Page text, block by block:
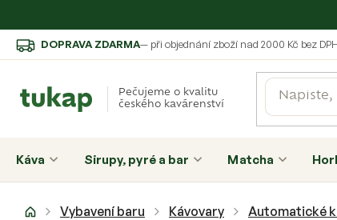
Přejít
na
DOPRAVA ZDARMA— při objednání zboží nad 2000 Kč bez DPH
Pečujeme o kvalitu
českého kavárenství
Káva Sirupy, pyré a bar Matcha
DomůVybavení baru Kávovary Automatické